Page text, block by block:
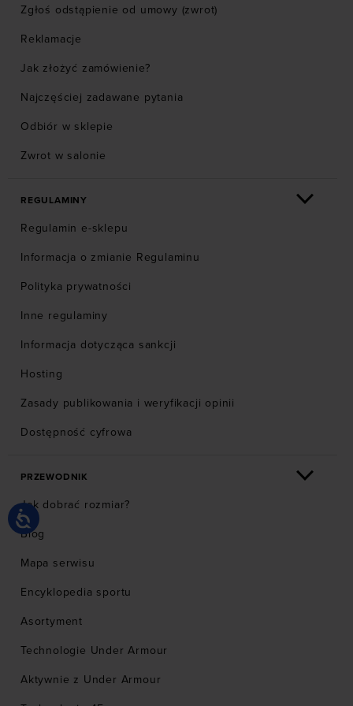
Zgłoś odstąpienie od umowy (zwrot)
Reklamacje
Jak złożyć zamówienie?
Najczęściej zadawane pytania
Odbiór w sklepie
Zwrot w salonie
REGULAMINY
Regulamin e-sklepu
Informacja o zmianie Regulaminu
Polityka prywatności
Inne regulaminy
Informacja dotycząca sankcji
Hosting
Zasady publikowania i weryfikacji opinii
Dostępność cyfrowa
PRZEWODNIK
Jak dobrać rozmiar?
Blog
Mapa serwisu
Encyklopedia sportu
Asortyment
Technologie Under Armour
Aktywnie z Under Armour